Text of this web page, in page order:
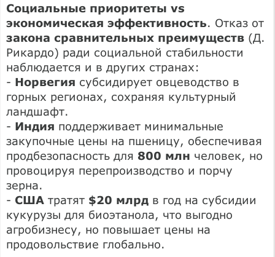
Социальные приоритеты vs
экономическая эффективность. Отказ от
закона сравнительных преимуществ (Д.
Рикардо) ради социальной стабильности
наблюдается и в других странах:
- Норвегия субсидирует овцеводство в
горных регионах, сохраняя культурный
ландшафт.
- Индия поддерживает минимальные
закупочные цены на пшеницу, обеспечивая
продбезопасность для 800 млн человек, но
провоцируя перепроизводство и порчу
зерна.
- США тратят $20 млрд в год на субсидии
кукурузы для биоэтанола, что выгодно
агробизнесу, но повышает цены на
продовольствие глобально.